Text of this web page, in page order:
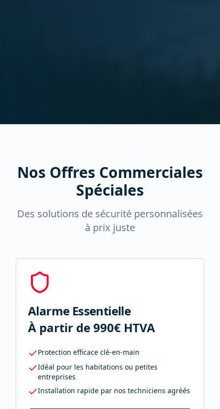
Nos Offres Commerciales
Spéciales
Des solutions de sécurité personnalisées
à prix juste
Alarme Essentielle
À partir de 990€ HTVA
Protection efficace clé-en-main
Idéal pour les habitations ou petites
entreprises
Installation rapide par nos techniciens agréés